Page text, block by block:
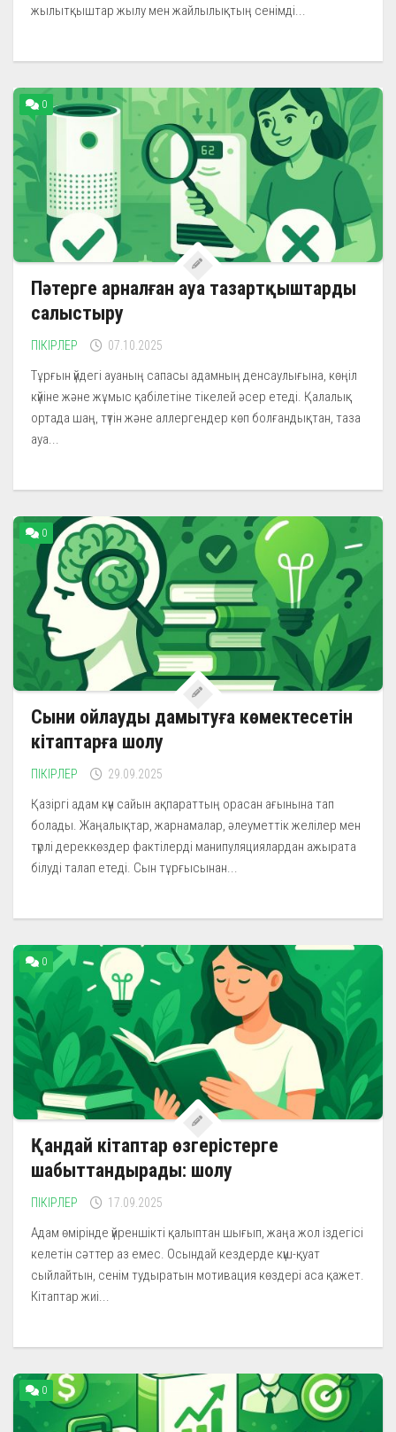
жылытқыштар жылу мен жайлылықтың сенімді...
0
Пәтерге арналған ауа тазартқыштарды
салыстыру
ПІКІРЛЕР 07.10.2025
Тұрғын үйдегі ауаның сапасы адамның денсаулығына, көңіл
күйіне және жұмыс қабілетіне тікелей әсер етеді. Қалалық
ортада шаң, түтін және аллергендер көп болғандықтан, таза
ауа...
0
Сыни ойлауды дамытуға көмектесетін
кітаптарға шолу
ПІКІРЛЕР 29.09.2025
Қазіргі адам күн сайын ақпараттың орасан ағынына тап
болады. Жаңалықтар, жарнамалар, әлеуметтік желілер мен
түрлі дереккөздер фактілерді манипуляциялардан ажырата
білуді талап етеді. Сын тұрғысынан...
0
Қандай кітаптар өзгерістерге
шабыттандырады: шолу
ПІКІРЛЕР 17.09.2025
Адам өмірінде үйреншікті қалыптан шығып, жаңа жол іздегісі
келетін сәттер аз емес. Осындай кездерде күш-қуат
сыйлайтын, сенім тудыратын мотивация көздері аса қажет.
Кітаптар жиі...
0